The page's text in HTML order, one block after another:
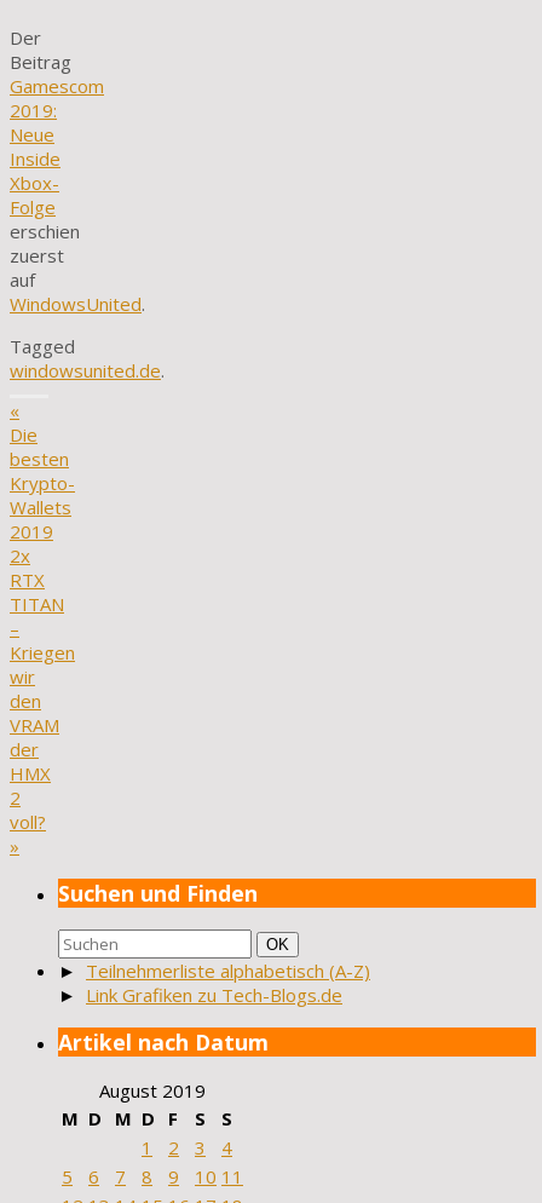
Der
Beitrag
Gamescom
2019:
Neue
Inside
Xbox-
Folge
erschien
zuerst
auf
WindowsUnited.
Tagged
windowsunited.de.
«
Die
besten
Krypto-
Wallets
2019
2x
RTX
TITAN
–
Kriegen
wir
den
VRAM
der
HMX
2
voll?
»
Suchen und Finden
Suchen
nach:
Suchen
OK
► Teilnehmerliste alphabetisch (A-Z)
► Link Grafiken zu Tech-Blogs.de
Artikel nach Datum
August 2019
M D M D F S
S
1
2 3
4
5
6 7 8 9 10 11